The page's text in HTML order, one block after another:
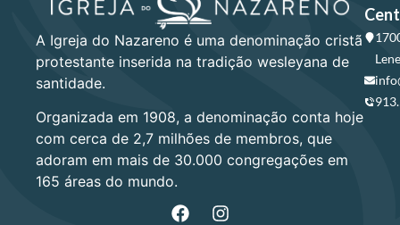
A Igreja do Nazareno é uma denominação cristã
protestante inserida na tradição wesleyana de
santidade.
Organizada em 1908, a denominação conta hoje
com cerca de 2,7 milhões de membros, que
adoram em mais de 30.000 congregações em
165 áreas do mundo.